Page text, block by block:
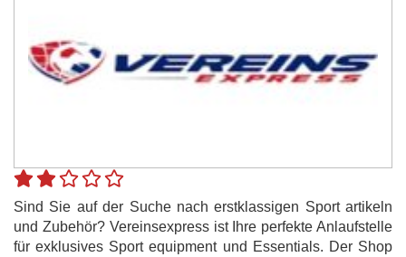
Sind Sie auf der Suche nach erstklassigen Sport artikeln
und Zubehör? Vereinsexpress ist Ihre perfekte Anlaufstelle
für exklusives Sport equipment und Essentials. Der Shop